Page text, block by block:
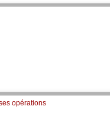
opérations